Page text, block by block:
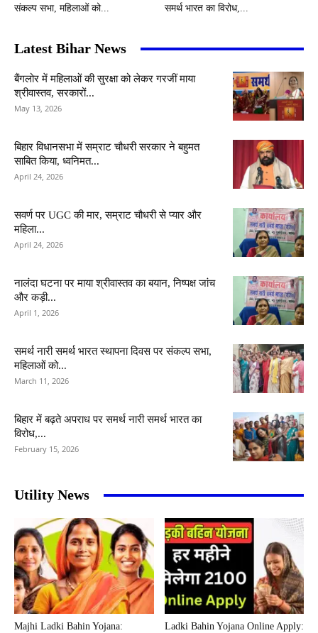
संकल्प सभा, महिलाओं को...
समर्थ भारत का विरोध,...
Latest Bihar News
बैंगलोर में महिलाओं की सुरक्षा को लेकर गरजीं माया
श्रीवास्तव, सरकारों...
May 13, 2026
बिहार विधानसभा में सम्राट चौधरी सरकार ने बहुमत
साबित किया, ध्वनिमत...
April 24, 2026
सवर्ण पर UGC की मार, सम्राट चौधरी से प्यार और
महिला...
April 24, 2026
नालंदा घटना पर माया श्रीवास्तव का बयान, निष्पक्ष जांच
और कड़ी...
April 1, 2026
समर्थ नारी समर्थ भारत स्थापना दिवस पर संकल्प सभा,
महिलाओं को...
March 11, 2026
बिहार में बढ़ते अपराध पर समर्थ नारी समर्थ भारत का
विरोध,...
February 15, 2026
Utility News
Majhi Ladki Bahin Yojana:
Ladki Bahin Yojana Online Apply: